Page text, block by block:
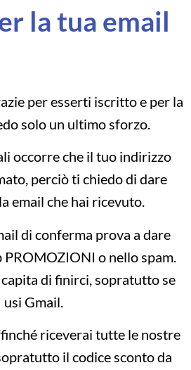
la tua email
per esserti iscritto e per la
solo un ultimo sforzo.
occorre che il tuo indirizzo
perciò ti chiedo di dare
email che hai ricevuto.
di conferma prova a dare
PROMOZIONI o nello spam.
di finirci, sopratutto se
usi Gmail.
riceverai tutte le nostre
il codice sconto da